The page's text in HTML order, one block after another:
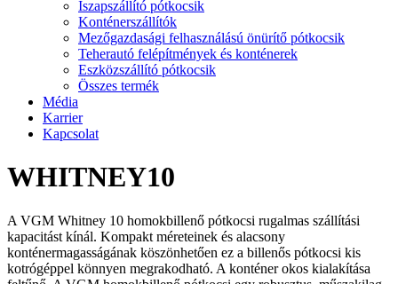
Iszapszállító pótkocsik
Konténerszállítók
Mezőgazdasági felhasználású önürítő pótkocsik
Teherautó felépítmények és konténerek
Eszközszállító pótkocsik
Összes termék
Média
Karrier
Kapcsolat
WHITNEY10
A VGM Whitney 10 homokbillenő pótkocsi rugalmas szállítási
kapacitást kínál. Kompakt méreteinek és alacsony
konténermagasságának köszönhetően ez a billenős pótkocsi kis
kotrógéppel könnyen megrakodható. A konténer okos kialakítása